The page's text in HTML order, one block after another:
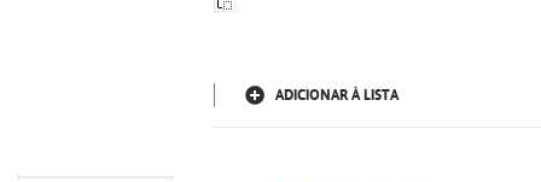
ADICIONAR À LISTA